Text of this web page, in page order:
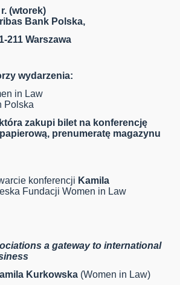
(wtorek)
Bank Polska,
211 Warszawa
wydarzenia:
in Law
Polska
zakupi bilet na konferencję
prenumeratę magazynu
konferencji Kamila
Fundacji Women in Law
a gateway to international
Kurkowska (Women in Law)